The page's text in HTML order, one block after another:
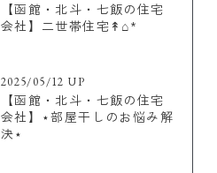
【函館・北斗・七飯の住宅
会社】二世帯住宅↟⌂*
2025/05/12 UP
【函館・北斗・七飯の住宅
会社】⋆部屋干しのお悩み解
決⋆